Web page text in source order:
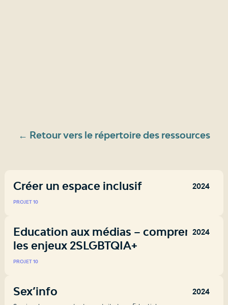
← Retour vers le répertoire des ressources
2024
Créer un espace inclusif
PROJET 10
2024
Education aux médias – comprendre
les enjeux 2SLGBTQIA+
PROJET 10
2024
Sex’info